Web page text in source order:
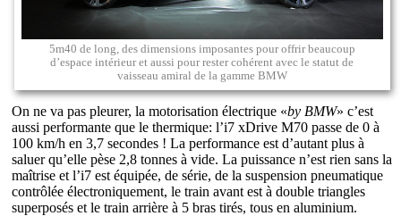
5m40 de long, des dimensions imposantes pour offrir beaucoup
d’espace intérieur et aussi pour rester cohérent avec le statut de
vaisseau amiral de la gamme BMW
On ne va pas pleurer, la motorisation électrique «by BMW» c’est
aussi performante que le thermique: l’i7 xDrive M70 passe de 0 à
100 km/h en 3,7 secondes ! La performance est d’autant plus à
saluer qu’elle pèse 2,8 tonnes à vide. La puissance n’est rien sans la
maîtrise et l’i7 est équipée, de série, de la suspension pneumatique
contrôlée électroniquement, le train avant est à double triangles
superposés et le train arrière à 5 bras tirés, tous en aluminium.